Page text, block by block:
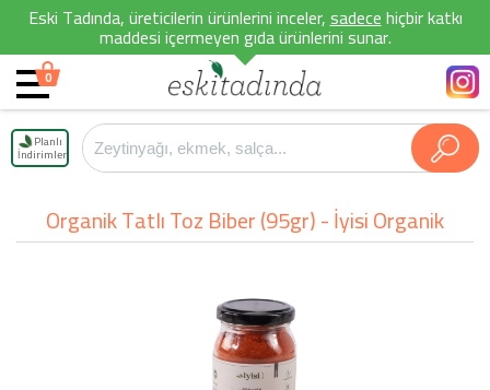
Eski Tadında, üreticilerin ürünlerini inceler,sadecehiçbir katkı
maddesi içermeyen gıda ürünlerini sunar.
0
Planlı
İndirimler
Organik Tatlı Toz Biber (95gr) - İyisi Organik